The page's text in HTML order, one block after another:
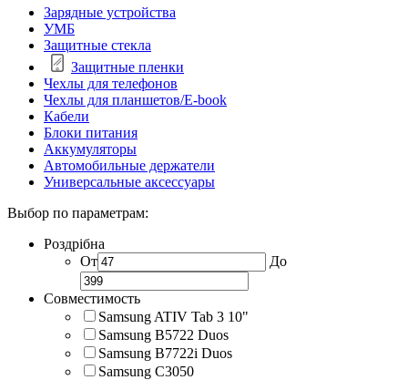
Зарядные устройства
УМБ
Защитные стекла
Защитные пленки
Чехлы для телефонов
Чехлы для планшетов/E-book
Кабели
Блоки питания
Аккумуляторы
Автомобильные держатели
Универсальные аксессуары
Выбор по параметрам:
Роздрібна
От
До
Совместимость
Samsung ATIV Tab 3 10"
Samsung B5722 Duos
Samsung B7722i Duos
Samsung C3050